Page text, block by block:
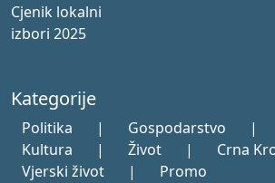
Cjenik lokalni
izbori 2025
Kategorije
Politika | Gospodarstvo |
Kultura
| Život | Crna
Vjerski život
| Promo